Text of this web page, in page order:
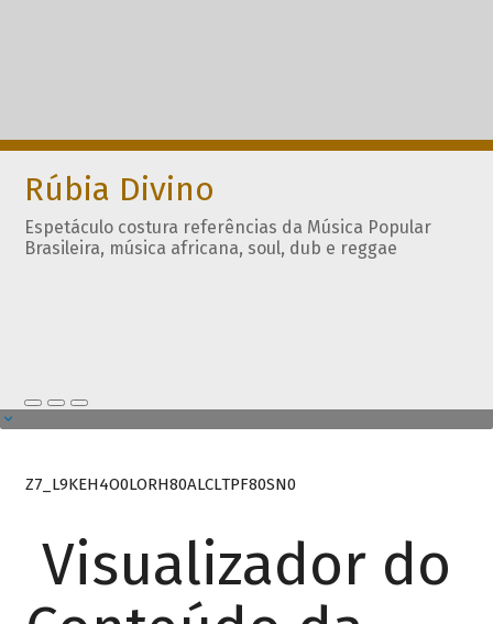
Rúbia Divino
Espetáculo costura referências da Música Popular
Brasileira, música africana, soul, dub e reggae
Z7_L9KEH4O0LORH80ALCLTPF80SN0
Visualizador do